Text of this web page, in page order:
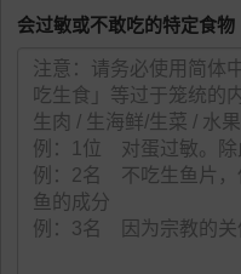
会过敏或不敢吃的特定食物